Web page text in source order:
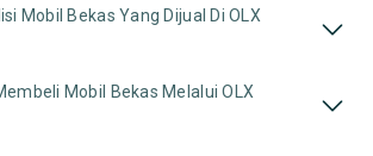
Mobil Bekas Yang Dijual Di OLX
Mobil Bekas Melalui OLX